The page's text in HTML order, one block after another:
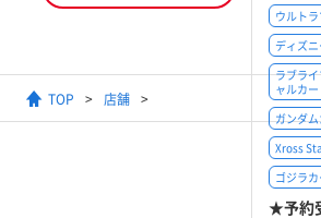
ウルト
ディズ
ラブラ
ャルカ
ガンダ
Xross
ゴジラ
★予約
TOP 店舗